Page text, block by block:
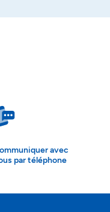
avec
par téléphone